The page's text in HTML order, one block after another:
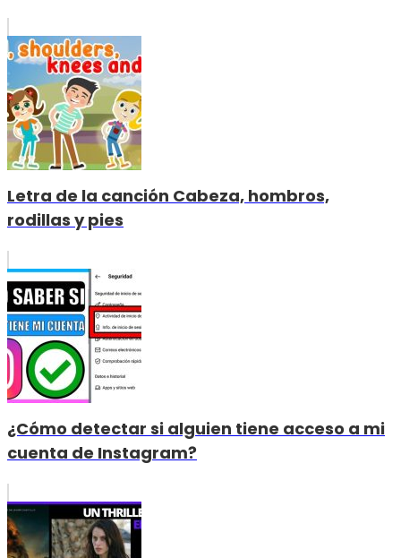
Letra de la canción Cabeza, hombros,
rodillas y pies
¿Cómo detectar si alguien tiene acceso a mi
cuenta de Instagram?